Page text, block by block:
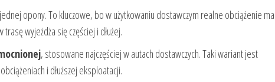
opony. To kluczowe, bo w użytkowaniu dostawczym realne obciążenie ma
wyjeżdża się częściej i dłużej.
, stosowane najczęściej w autach dostawczych. Taki wariant jest
i dłuższej eksploatacji.